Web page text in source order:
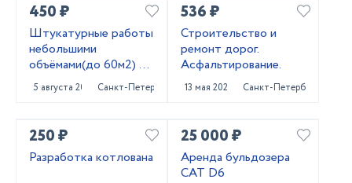
450 ₽
Штукатурные работы
небольшими
объёмами(до 60м2) по
маякам, по правилу
5 августа 2022 Санкт-Петербург
536 ₽
Строительство и
ремонт дорог.
Асфальтирование.
13 мая 2022 Санкт-Петербург
250 ₽
Разработка котлована
25 000 ₽
Аренда бульдозера
CAT D6